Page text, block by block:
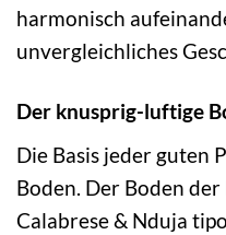
harmonisch
unvergleichliches
Der knusprig-luftige
Die Basis jeder guten
Boden. Der Boden
Calabrese & Nduja